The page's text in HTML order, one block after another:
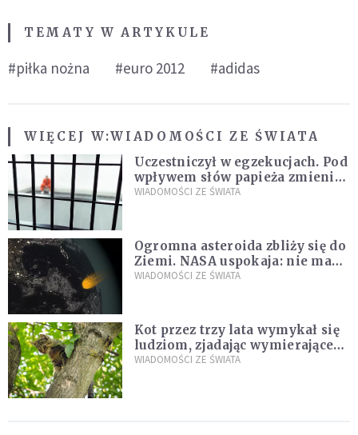
TEMATY W ARTYKULE
#piłka nożna #euro 2012 #adidas
WIĘCEJ W:WIADOMOŚCI ZE ŚWIATA
Uczestniczył w egzekucjach. Pod
wpływem słów papieża zmienił
zdanie
WIADOMOŚCI ZE ŚWIATA
Ogromna asteroida zbliży się do
Ziemi. NASA uspokaja: nie ma
zagrożenia
WIADOMOŚCI ZE ŚWIATA
Kot przez trzy lata wymykał się
ludziom, zjadając wymierające
kaczki. W końcu popełnił
WIADOMOŚCI ZE ŚWIATA